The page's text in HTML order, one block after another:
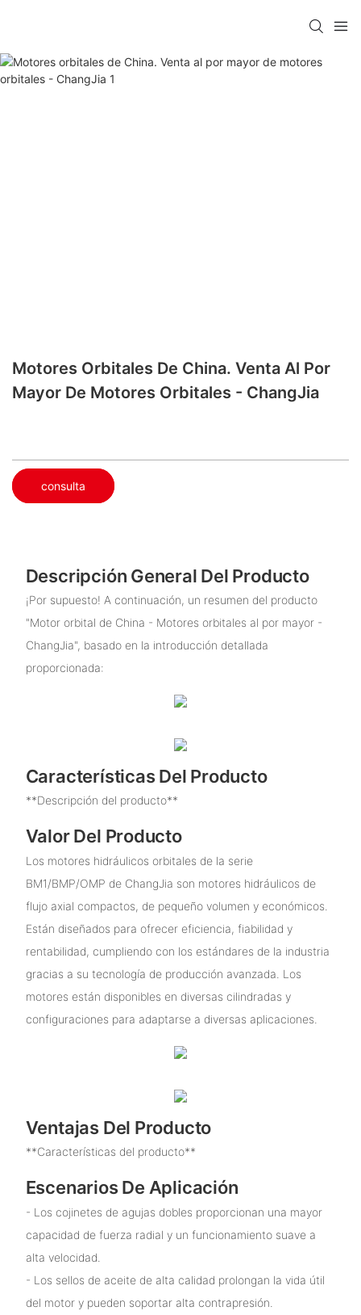
Motores Orbitales De China. Venta Al Por
Mayor De Motores Orbitales - ChangJia
consulta
Descripción General Del Producto
¡Por supuesto! A continuación, un resumen del producto
"Motor orbital de China - Motores orbitales al por mayor -
ChangJia", basado en la introducción detallada
proporcionada:
Características Del Producto
**Descripción del producto**
Valor Del Producto
Los motores hidráulicos orbitales de la serie
BM1/BMP/OMP de ChangJia son motores hidráulicos de
flujo axial compactos, de pequeño volumen y económicos.
Están diseñados para ofrecer eficiencia, fiabilidad y
rentabilidad, cumpliendo con los estándares de la industria
gracias a su tecnología de producción avanzada. Los
motores están disponibles en diversas cilindradas y
configuraciones para adaptarse a diversas aplicaciones.
Ventajas Del Producto
**Características del producto**
Escenarios De Aplicación
- Los cojinetes de agujas dobles proporcionan una mayor
capacidad de fuerza radial y un funcionamiento suave a
alta velocidad.
- Los sellos de aceite de alta calidad prolongan la vida útil
del motor y pueden soportar alta contrapresión.